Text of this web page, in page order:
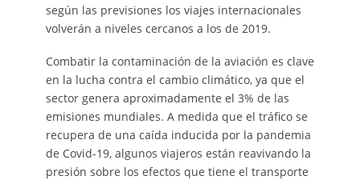
según las previsiones los viajes internacionales
volverán a niveles cercanos a los de 2019.
Combatir la contaminación de la aviación es clave
en la lucha contra el cambio climático, ya que el
sector genera aproximadamente el 3% de las
emisiones mundiales. A medida que el tráfico se
recupera de una caída inducida por la pandemia
de Covid-19, algunos viajeros están reavivando la
presión sobre los efectos que tiene el transporte